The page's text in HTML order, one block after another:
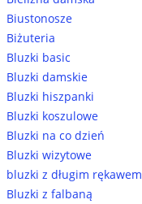
Biustonosze
Biżuteria
Bluzki basic
Bluzki damskie
Bluzki hiszpanki
Bluzki koszulowe
Bluzki na co dzień
Bluzki wizytowe
bluzki z długim rękawem
Bluzki z falbaną